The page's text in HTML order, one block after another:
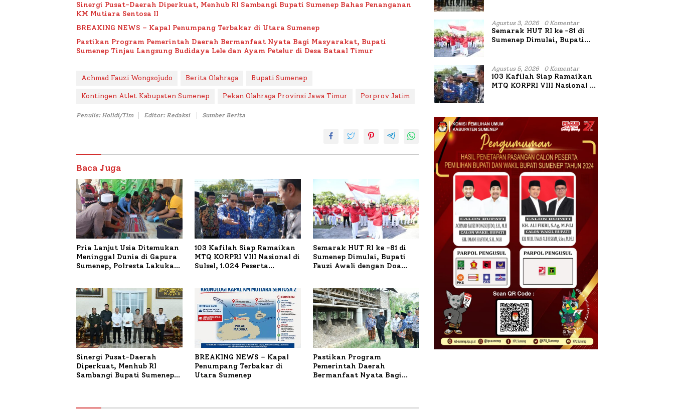
Sinergi Pusat-Daerah Diperkuat, Menhub RI Sambangi Bupati Sumenep Bahas Penanganan
KM Mutiara Sentosa II
BREAKING NEWS – Kapal Penumpang Terbakar di Utara Sumenep
Pastikan Program Pemerintah Daerah Bermanfaat Nyata Bagi Masyarakat, Bupati
Sumenep Tinjau Langsung Budidaya Lele dan Ayam Petelur di Desa Bataal Timur
Achmad Fauzi Wongsojudo Berita Olahraga Bupati Sumenep
Kontingen Atlet Kabupaten Sumenep Pekan Olahraga Provinsi Jawa Timur Porprov Jatim
Penulis: Holidi/Tim Editor: Redaksi Sumber Berita
Baca Juga
Pria Lanjut Usia Ditemukan
Meninggal Dunia di Gapura
Sumenep, Polresta Lakukan
103 Kafilah Siap Ramaikan
MTQ KORPRI VIII Nasional di
Sulsel, 1.024 Peserta
Semarak HUT RI ke -81 di
Sumenep Dimulai, Bupati
Fauzi Awali dengan Doa
Sinergi Pusat-Daerah
Diperkuat, Menhub RI
Sambangi Bupati Sumenep
BREAKING NEWS – Kapal
Penumpang Terbakar di
Utara Sumenep
Pastikan Program
Pemerintah Daerah
Bermanfaat Nyata Bagi
Mutiara Sentosa II
Agustus 3, 2026 0 Komentar
Semarak HUT RI ke -81 di
Sumenep Dimulai, Bupati
Terbakar
Agustus 5, 2026 0 Komentar
103 Kafilah Siap Ramaikan
MTQ KORPRI VIII Nasional di